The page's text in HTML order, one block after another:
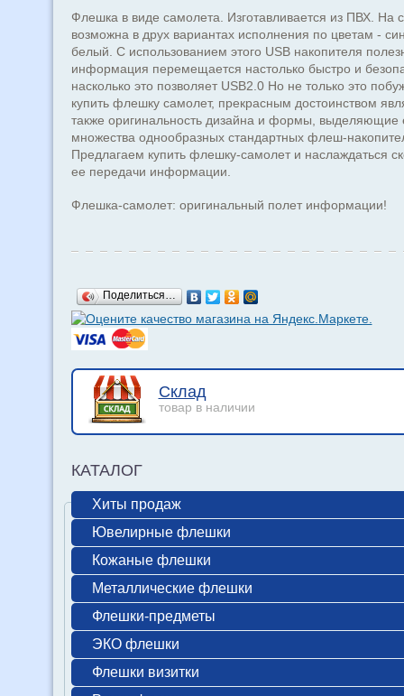
Флешка в виде самолета. Изготавливается из ПВХ. На
возможна в друх вариантах исполнения по цветам -
белый. С использованием этого USB накопителя
информация перемещается настолько быстро и
насколько это позволяет USB2.0 Но не только это
купить флешку самолет, прекрасным достоинством
также оригинальность дизайна и формы, выделяющие
множества однообразных стандартных флеш-
Предлагаем купить флешку-самолет и наслаждаться
ее передачи информации.
Флешка-самолет: оригинальный полет информации!
Поделиться…
Склад
товар в наличии
КАТАЛОГ
Хиты продаж
Ювелирные флешки
Кожаные флешки
Металлические флешки
Флешки-предметы
ЭКО флешки
Флешки визитки